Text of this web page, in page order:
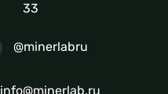
33
@minerlabru
info@minerlab.ru